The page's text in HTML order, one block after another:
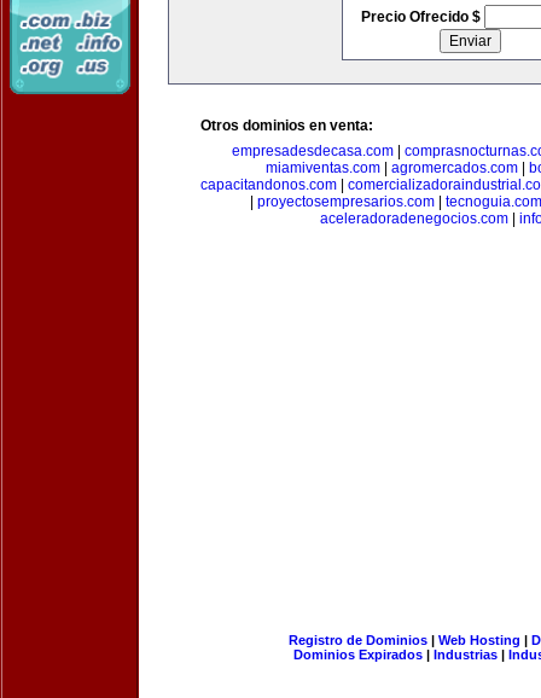
Precio Ofrecido $
Otros dominios en venta:
empresadesdecasa.com|
miamiventas.com
agromercados.com
capacitandonos.com
proyectosempresarios.com
tecnoguia.com
aceleradoradenegocios.com
Registro de Dominios| Web Hosting |
Dominios Expirados | Industrias |